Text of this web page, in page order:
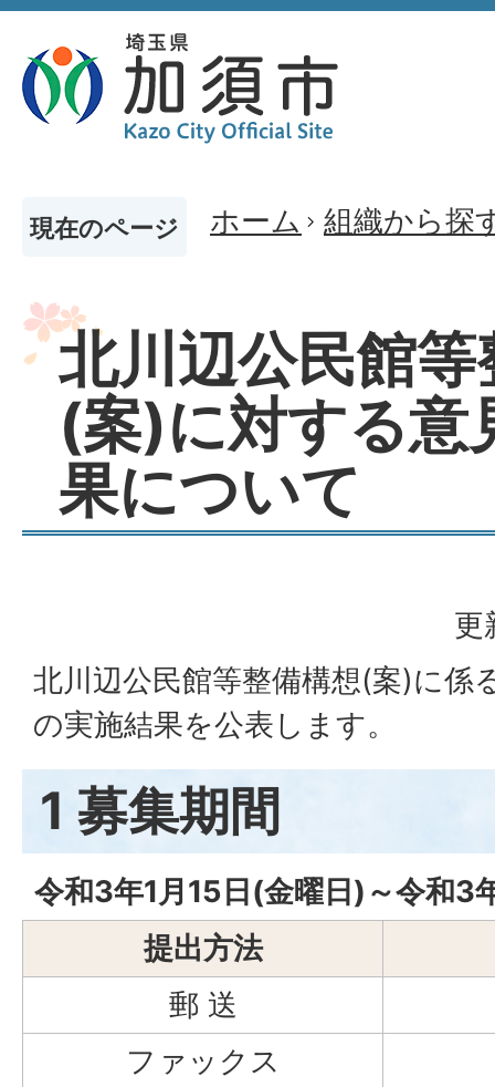
現在のページ ホーム 組織から探
北川辺公民館
(案)に対する意
果について
更
北川辺公民館等整備構想(案)に係
の実施結果を公表します。
1 募集期間
令和3年1月15日(金曜日)～令和3
提出方法
郵 送
ファックス